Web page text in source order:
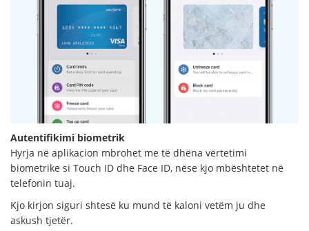
Autentifikimi biometrik
Hyrja në aplikacion mbrohet me të dhëna vërtetimi
biometrike si Touch ID dhe Face ID, nëse kjo mbështetet në
telefonin tuaj.
Kjo kirjon siguri shtesë ku mund të kaloni vetëm ju dhe
askush tjetër.